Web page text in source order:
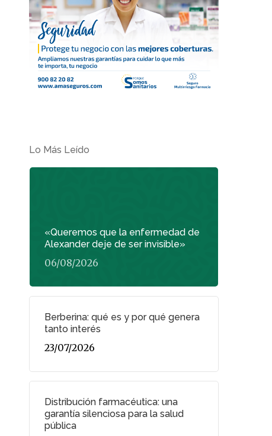
Lo Más Leído
«Queremos que la enfermedad de
Alexander deje de ser invisible»
06/08/2026
Berberina: qué es y por qué genera
tanto interés
23/07/2026
Distribución farmacéutica: una
garantía silenciosa para la salud
pública